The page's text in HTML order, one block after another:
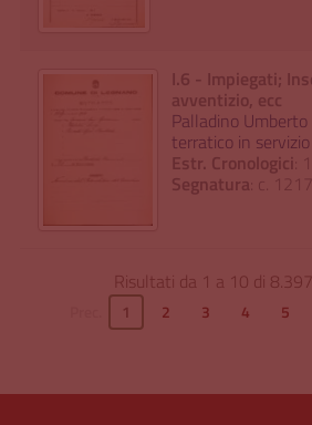
I.6 - Impiegati;
avventizio, ecc
Palladino
terratico in
Estr. Cronologici:
Segnatura: c.
Risultati da 1 a 10 di
1 2 3 4 5